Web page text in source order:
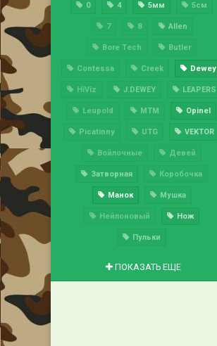
0 4 5мм 5см
7 8 Allen
Bore Tech Butler
Contessa Creek Dewey
HiViz J.DEWEY LEAPERS
Leupold MTM Opinel
Picatinny UTG VEKTOR
Войлочные Девей
Затворная Коробочка
Манок Мушка
Нейлоновый Нож
Пульки
ПОКАЗАТЬ ЕЩЕ